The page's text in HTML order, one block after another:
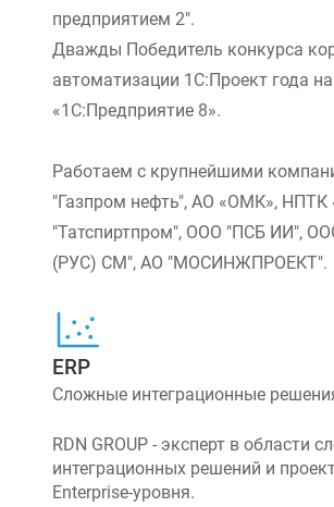
предприятием 2".
Дважды Победитель конкурса
автоматизации 1С:Проект года
«1С:Предприятие 8».
Работаем с крупнейшими
"Газпром нефть", АО «ОМК», НПТК
"Татспиртпром", ООО "ПСБ ИИ",
(РУС) СМ", АО "МОСИНЖПРОЕКТ".
ERP
Сложные интеграционные
RDN GROUP - эксперт в области
интеграционных решений и
Enterprise-уровня.